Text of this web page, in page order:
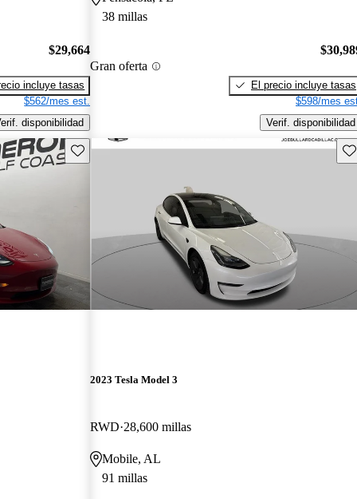
$29,664
incluye tasas
$562/mes est.
disponibilidad
38 millas
Gran oferta
El precio incluye tasas
$598/mes
Verif. disponibilidad
Guarda este Aviso
2023 Tesla Model 3
RWD 28,600 millas
Mobile, AL
91 millas